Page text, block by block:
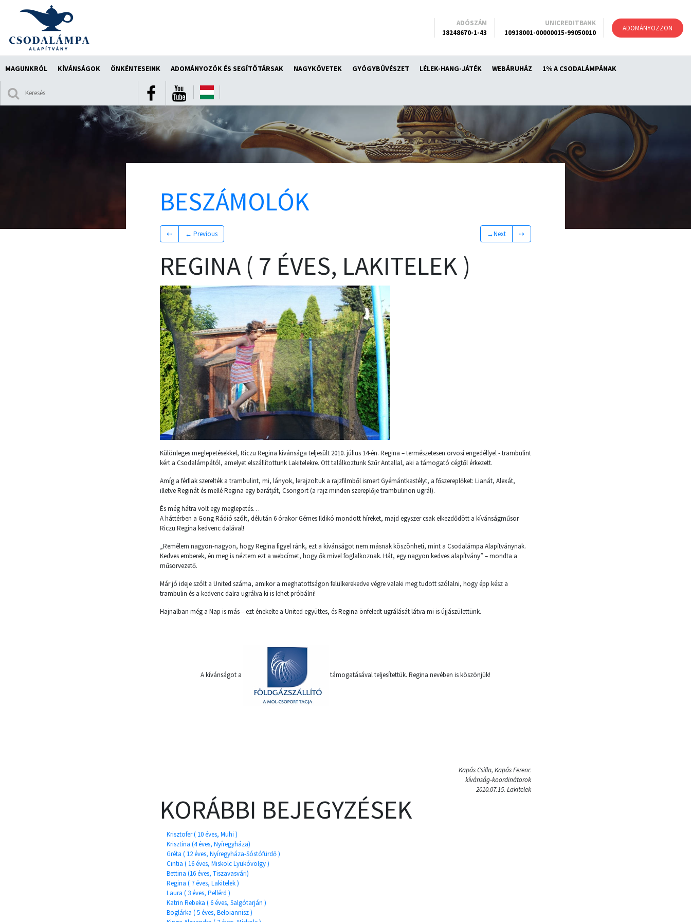
ADOMÁNYOZZON
MAGUNKRÓL KÍVÁNSÁGOK ÖNKÉNTESEINK ADOMÁNYOZÓK ÉS SEGÍTŐTÁRSAK NAGYKÖVETEK GYÓGYBŰVÉSZET LÉLEK-HANG-JÁTÉK WEBÁRUHÁZ 1% A CSODALÁMPÁNAK
ADÓSZÁM
18248670-1-43
UNICREDITBANK
10918001-00000015-99050010
BESZÁMOLÓK
⇠ ← Previous →Next ⇢
REGINA ( 7 ÉVES, LAKITELEK )
Különleges meglepetésekkel, Riczu Regina kívánsága teljesült 2010. július 14-én. Regina – természetesen orvosi engedéllyel - trambulint
kért a Csodalámpától, amelyet elszállítottunk Lakitelekre. Ott találkoztunk Szűr Antallal, aki a támogató cégtől érkezett.
Amíg a férfiak szerelték a trambulint, mi, lányok, lerajzoltuk a rajzfilmből ismert Gyémántkastélyt, a főszereplőket: Lianát, Alexát,
illetve Reginát és mellé Regina egy barátját, Csongort (a rajz minden szereplője trambulinon ugrál).
És még hátra volt egy meglepetés…
A háttérben a Gong Rádió szólt, délután 6 órakor Gémes Ildikó mondott híreket, majd egyszer csak elkezdődött a kívánságműsor
Riczu Regina kedvenc dalával!
„Remélem nagyon-nagyon, hogy Regina figyel ránk, ezt a kívánságot nem másnak köszönheti, mint a Csodalámpa Alapítványnak.
Kedves emberek, én meg is néztem ezt a webcímet, hogy ők mivel foglalkoznak. Hát, egy nagyon kedves alapítvány” – mondta a
műsorvezető.
Már jó ideje szólt a United száma, amikor a meghatottságon felülkerekedve végre valaki meg tudott szólalni, hogy épp kész a
trambulin és a kedvenc dalra ugrálva ki is lehet próbálni!
Hajnalban még a Nap is más – ezt énekelte a United együttes, és Regina önfeledt ugrálását látva mi is újjászülettünk.
A kívánságot a támogatásával teljesítettük. Regina nevében is köszönjük!
Kapás Csilla, Kapás Ferenc
kívánság-koordinátorok
2010.07.15. Lakitelek
KORÁBBI BEJEGYZÉSEK
Krisztofer ( 10 éves, Muhi )
Krisztina (4 éves, Nyíregyháza)
Gréta ( 12 éves, Nyíregyháza-Sóstófürdő )
Cintia ( 16 éves, Miskolc Lyukóvölgy )
Bettina (16 éves, Tiszavasvári)
Regina ( 7 éves, Lakitelek )
Laura ( 3 éves, Pellérd )
Katrin Rebeka ( 6 éves, Salgótarján )
Boglárka ( 5 éves, Beloiannisz )